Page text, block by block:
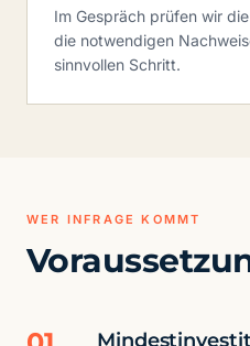
Im Gespräch prüfen wir
die notwendigen
sinnvollen Schritt.
WER INFRAGE KOMMT